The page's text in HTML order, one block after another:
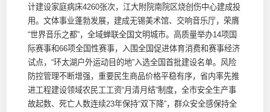
计建设家庭病床4260张次，江大附院南院区烧创伤中心建成投
用。文体事业蓬勃发展，建成无锡美术馆、交响音乐厅，荣膺
“世界音乐之都”，全域蝉联全国文明城市。高质量举办14项国
际赛事和66项全国性赛事，入围全国促进体育消费和赛事经济
试点，“环太湖户外运动目的地”入选全国首批建设名单。风险
防控管理不断增强，重要民生商品价格平稳有序，省内率先推
进工程建设领域农民工工资“月清月结”制度，全市安全生产事
故起数、死亡人数连续23年保持“双下降”，群众安全感保持全